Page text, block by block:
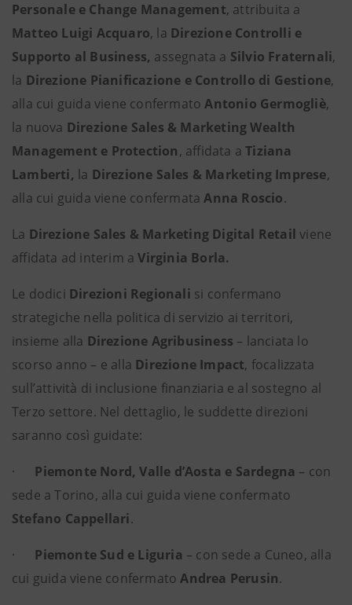
Personale e Change Management, attribuita a
Matteo Luigi Acquaro, la Direzione Controlli e
Supporto al Business, assegnata a Silvio Fraternali,
la Direzione Pianificazione e Controllo di Gestione,
alla cui guida viene confermatoAntonio Germogliè,
la nuova Direzione Sales & Marketing Wealth
Management e Protection, affidata aTiziana
Lamberti, la Direzione Sales & Marketing Imprese,
alla cui guida viene confermataAnna Roscio.
La Direzione Sales & Marketing Digital Retailviene
affidata ad interim aVirginia Borla.
Le dodici Direzioni Regionali si confermano
strategiche nella politica di servizio ai territori,
insieme alla Direzione Agribusiness – lanciata lo
scorso anno – e alla Direzione Impact, focalizzata
sull’attività di inclusione finanziaria e al sostegno al
Terzo settore. Nel dettaglio, le suddette direzioni
saranno così guidate:
· Piemonte Nord, Valle d’Aosta e Sardegna – con
sede a Torino, alla cui guida viene confermato
Stefano Cappellari.
· Piemonte Sud e Liguria – con sede a Cuneo, alla
cui guida viene confermatoAndrea Perusin.